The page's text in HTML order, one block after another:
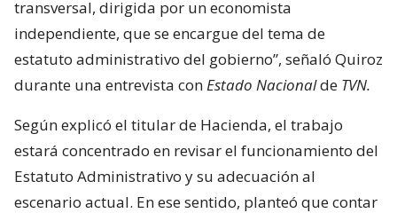
transversal, dirigida por un economista
independiente, que se encargue del tema de
estatuto administrativo del gobierno”, señaló Quiroz
durante una entrevista conEstado Nacionalde TVN.
Según explicó el titular de Hacienda, el trabajo
estará concentrado en revisar el funcionamiento del
Estatuto Administrativo y su adecuación al
escenario actual. En ese sentido, planteó que contar